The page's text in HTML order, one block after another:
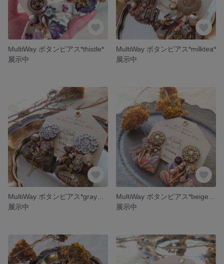
MultiWay ボタンピアス*thistle*
展示中
MultiWay ボタンピアス*milktea*
展示中
展示中
展示中